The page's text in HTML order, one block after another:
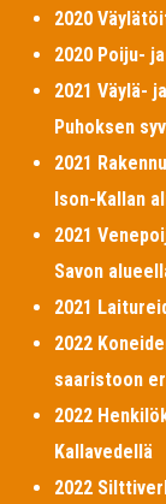
2020
2020 Poiju-
2021 Väylä-
Puhoksen
2021
Ison-Kallan
2021
Savon
2021
2022
saaristoon
2022
Kallavedellä
2022